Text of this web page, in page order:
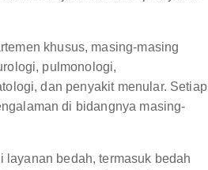
khusus, masing-masing
pulmonologi,
dan penyakit menular. Setiap
di bidangnya masing-
bedah, termasuk bedah